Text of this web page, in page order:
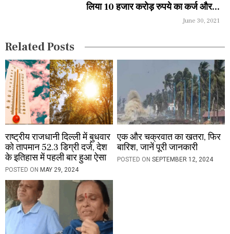
o
n
लिया 10 हजार करोड़ रुपये का कर्ज और...
June 30, 2021
Related Posts
राष्ट्रीय राजधानी दिल्ली में बुधवार
को तापमान 52.3 डिग्री दर्ज, देश
के इतिहास में पहली बार हुआ ऐसा
POSTED ON MAY 29, 2024
एक और चक्रवात का खतरा, फिर
बारिश, जानें पूरी जानकारी
POSTED ONSEPTEMBER 12, 2024